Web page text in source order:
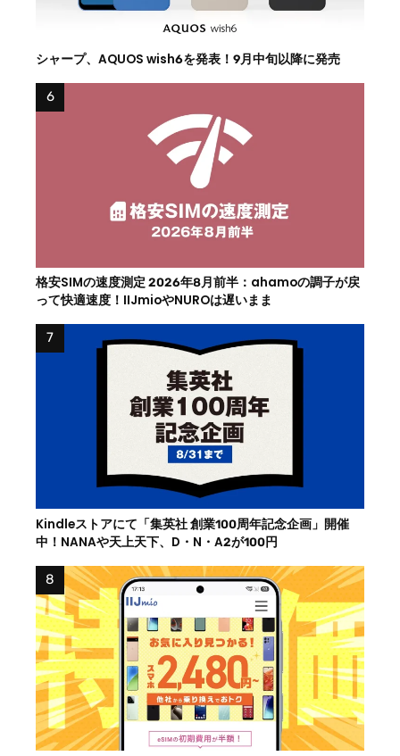
シャープ、AQUOS wish6を発表！9月中旬以降に発売
格安SIMの速度測定 2026年8月前半：ahamoの調子が戻
って快適速度！IIJmioやNUROは遅いまま
Kindleストアにて「集英社 創業100周年記念企画」開催
中！NANAや天上天下、D・N・A2が100円